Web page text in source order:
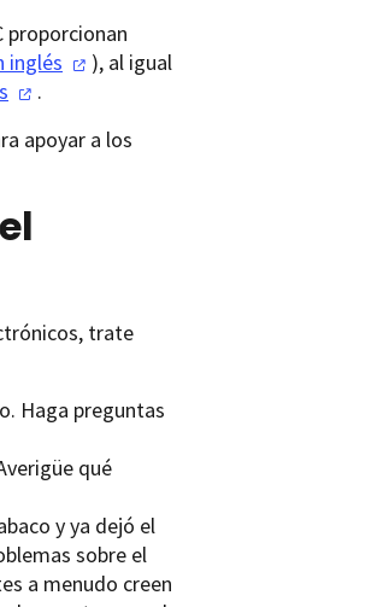
proporcionan
inglés
), al igual
.
apoyar a los
trate
Haga preguntas
qué
y ya dejó el
sobre el
a menudo creen